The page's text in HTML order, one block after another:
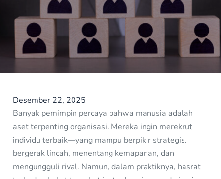
Desember 22, 2025
Banyak pemimpin percaya bahwa manusia adalah
aset terpenting organisasi. Mereka ingin merekrut
individu terbaik—yang mampu berpikir strategis,
bergerak lincah, menentang kemapanan, dan
mengungguli rival. Namun, dalam praktiknya, hasrat